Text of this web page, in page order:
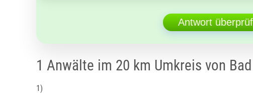
Antwort
1 Anwälte im 20 km Umkreis von
1)